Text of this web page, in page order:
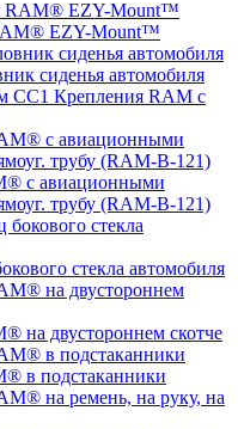
EZY-Mount™
сиденья автомобиля
Крепления RAM с
с авиационными
трубу (RAM-B-121)
стекла автомобиля
на двустороннем скотче
в подстаканники